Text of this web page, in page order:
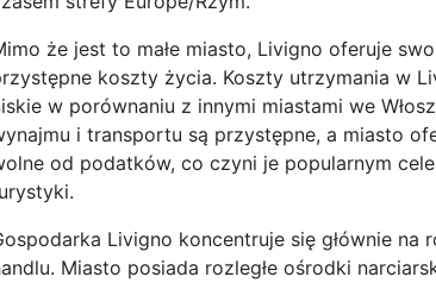
że jest to małe miasto, Livigno oferuje
koszty życia. Koszty utrzymania w
w porównaniu z innymi miastami we
i transportu są przystępne, a miasto
od podatków, co czyni je popularnym
Livigno koncentruje się głównie na
Miasto posiada rozległe ośrodki